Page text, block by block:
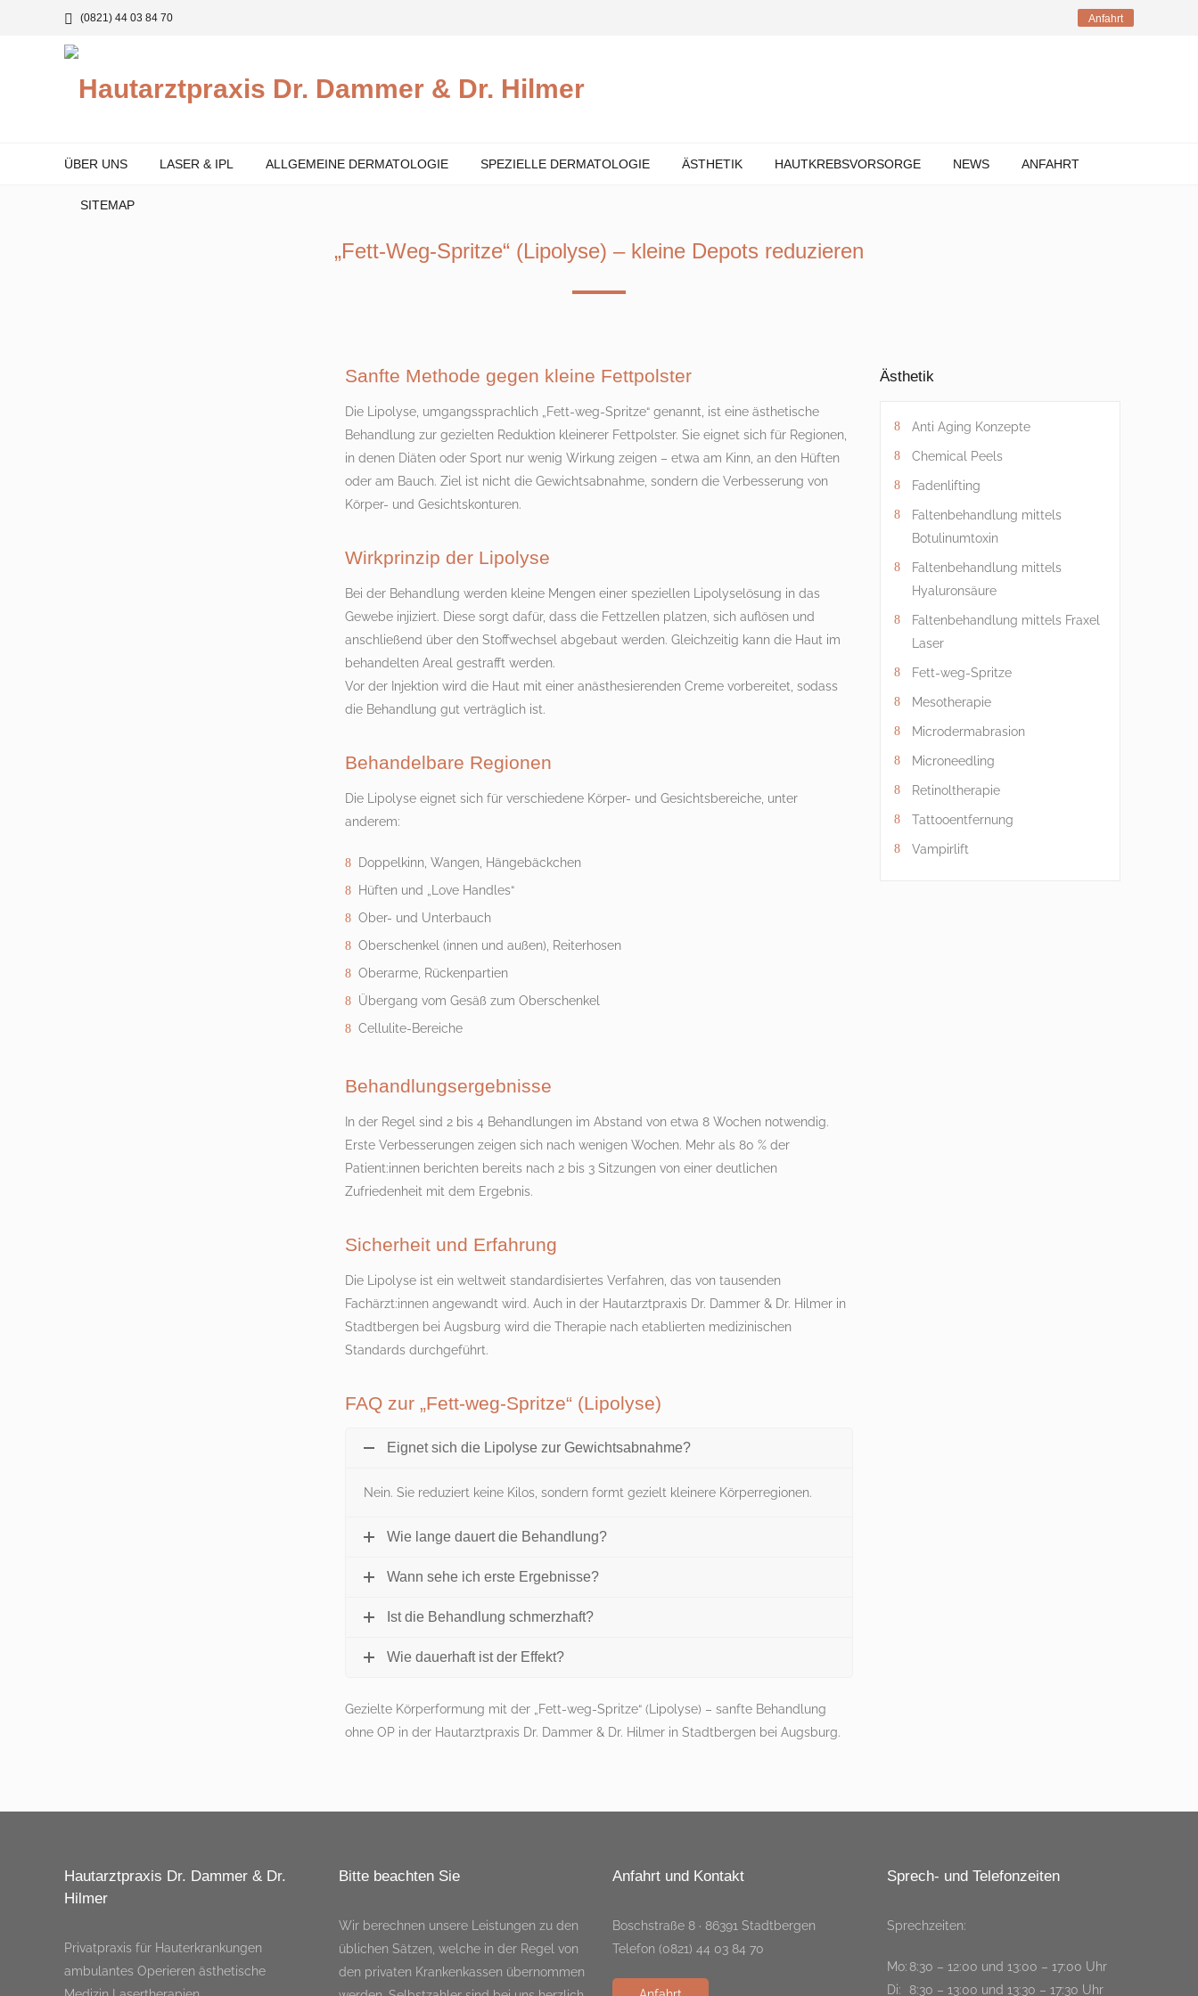
(0821) 44 03 84 70 Anfahrt
ÜBER UNS LASER & IPL ALLGEMEINE DERMATOLOGIE SPEZIELLE DERMATOLOGIE ÄSTHETIK HAUTKREBSVORSORGE NEWS ANFAHRT
SITEMAP
„Fett-Weg-Spritze“ (Lipolyse) – kleine Depots reduzieren
Sanfte Methode gegen kleine Fettpolster
Die Lipolyse, umgangssprachlich „Fett-weg-Spritze“ genannt, ist eine ästhetische
Behandlung zur gezielten Reduktion kleinerer Fettpolster. Sie eignet sich für Regionen,
in denen Diäten oder Sport nur wenig Wirkung zeigen – etwa am Kinn, an den Hüften
oder am Bauch. Ziel ist nicht die Gewichtsabnahme, sondern die Verbesserung von
Körper- und Gesichtskonturen.
Wirkprinzip der Lipolyse
Bei der Behandlung werden kleine Mengen einer speziellen Lipolyselösung in das
Gewebe injiziert. Diese sorgt dafür, dass die Fettzellen platzen, sich auflösen und
anschließend über den Stoffwechsel abgebaut werden. Gleichzeitig kann die Haut im
behandelten Areal gestrafft werden.
Vor der Injektion wird die Haut mit einer anästhesierenden Creme vorbereitet, sodass
die Behandlung gut verträglich ist.
Behandelbare Regionen
Die Lipolyse eignet sich für verschiedene Körper- und Gesichtsbereiche, unter
anderem:
Doppelkinn, Wangen, Hängebäckchen
Hüften und „Love Handles“
Ober- und Unterbauch
Oberschenkel (innen und außen), Reiterhosen
Oberarme, Rückenpartien
Übergang vom Gesäß zum Oberschenkel
Cellulite-Bereiche
Behandlungsergebnisse
In der Regel sind 2 bis 4 Behandlungen im Abstand von etwa 8 Wochen notwendig.
Erste Verbesserungen zeigen sich nach wenigen Wochen. Mehr als 80 % der
Patient:innen berichten bereits nach 2 bis 3 Sitzungen von einer deutlichen
Zufriedenheit mit dem Ergebnis.
Sicherheit und Erfahrung
Die Lipolyse ist ein weltweit standardisiertes Verfahren, das von tausenden
Fachärzt:innen angewandt wird. Auch in der Hautarztpraxis Dr. Dammer & Dr. Hilmer in
Stadtbergen bei Augsburg wird die Therapie nach etablierten medizinischen
Standards durchgeführt.
FAQ zur „Fett-weg-Spritze“ (Lipolyse)
Eignet sich die Lipolyse zur Gewichtsabnahme?
Nein. Sie reduziert keine Kilos, sondern formt gezielt kleinere Körperregionen.
Wie lange dauert die Behandlung?
Wann sehe ich erste Ergebnisse?
Ist die Behandlung schmerzhaft?
Wie dauerhaft ist der Effekt?
Gezielte Körperformung mit der „Fett-weg-Spritze“ (Lipolyse) – sanfte Behandlung
ohne OP in der Hautarztpraxis Dr. Dammer & Dr. Hilmer in Stadtbergen bei Augsburg.
Ästhetik
Anti Aging Konzepte
Chemical Peels
Fadenlifting
Faltenbehandlung mittels
Botulinumtoxin
Faltenbehandlung mittels
Hyaluronsäure
Faltenbehandlung mittels Fraxel
Laser
Fett-weg-Spritze
Mesotherapie
Microdermabrasion
Microneedling
Retinoltherapie
Tattooentfernung
Vampirlift
Hautarztpraxis Dr. Dammer & Dr.
Hilmer
Privatpraxis für Hauterkrankungen
ambulantes Operieren ästhetische
Bitte beachten Sie
Wir berechnen unsere Leistungen zu den
üblichen Sätzen, welche in der Regel von
den privaten Krankenkassen übernommen
Anfahrt und Kontakt
Boschstraße 8 · 86391 Stadtbergen
Telefon (0821) 44 03 84 70
Sprech- und Telefonzeiten
Sprechzeiten:
Mo: 8:30 – 12:00 und 13:00 – 17:00 Uhr
Di:
8:30 – 13:00 und 13:30 – 17:30 Uhr